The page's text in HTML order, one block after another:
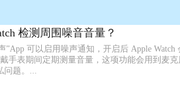
检测周围噪音音量？
”App 可以启用噪声通知，开启后 Apple
手表期间定期测量音量，这项功能会用到麦
问题。...